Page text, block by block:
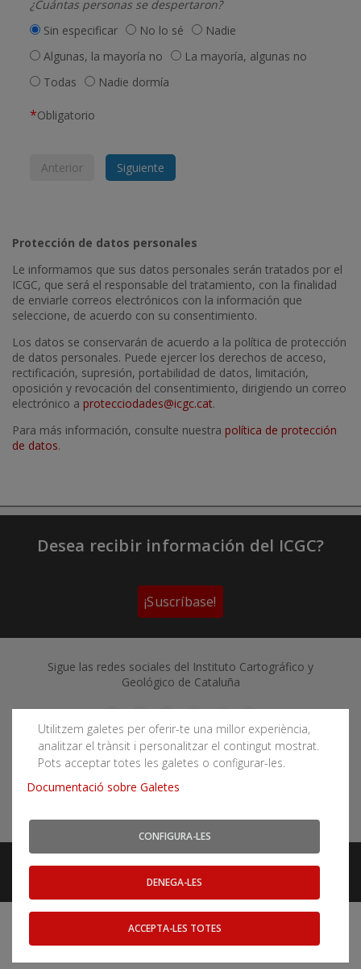
¿Cuántas personas se despertaron?
Sin especificar
No lo sé
Nadie
Algunas, la mayoría no
La mayoría, algunas no
Todas
Nadie dormía
*Obligatorio
Anterior Siguiente
Protección de datos personales
Le informamos que sus datos personales serán tratados por el
ICGC, que será el responsable del tratamiento, con la finalidad
de enviarle correos electrónicos con la información que
seleccione, de acuerdo con su consentimiento.
Los datos se conservarán de acuerdo a la política de protección
de datos personales. Puede ejercer los derechos de acceso,
rectificación, supresión, portabilidad de datos, limitación,
oposición y revocación del consentimiento, dirigiendo un correo
electrónico a protecciodades@icgc.cat.
Para más información, consulte nuestra política de protección
de datos.
Utilitzem galetes per oferir-te una millor experiència,
analitzar el trànsit i personalitzar el contingut mostrat.
Pots acceptar totes les galetes o configurar-les.
Documentació sobre Galetes
CONFIGURA-LES
DENEGA-LES
ACCEPTA-LES TOTES
Desea recibir información del ICGC?
¡Suscríbase!
Sigue las redes sociales del Instituto Cartográfico y
Geológico de Cataluña
Puede subscribirse a los canales RSS